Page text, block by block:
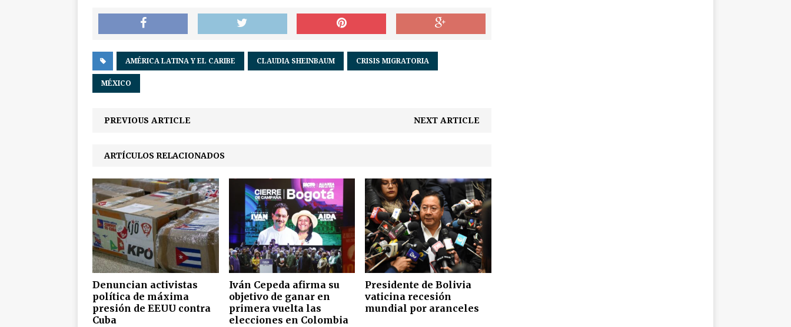
AMÉRICA LATINA Y EL CARIBE CLAUDIA SHEINBAUM CRISIS MIGRATORIA
MÉXICO
PREVIOUS ARTICLE NEXT ARTICLE
ARTÍCULOS RELACIONADOS
Denuncian activistas
política de máxima
presión de EEUU contra
Cuba
Iván Cepeda afirma su
objetivo de ganar en
primera vuelta las
elecciones en Colombia
Presidente de Bolivia
vaticina recesión
mundial por aranceles